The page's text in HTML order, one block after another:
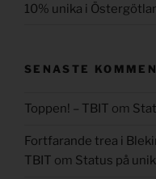
10% unika i
SENASTE
Toppen! – TBIT om
Fortfarande trea i
TBIT om Status på